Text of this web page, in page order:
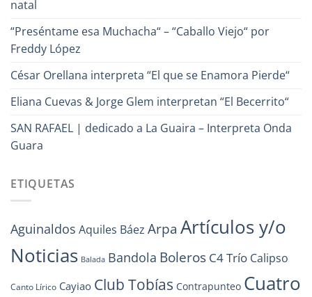
natal
“Preséntame esa Muchacha“ – “Caballo Viejo“ por
Freddy López
César Orellana interpreta “El que se Enamora Pierde“
Eliana Cuevas & Jorge Glem interpretan “El Becerrito“
SAN RAFAEL | dedicado a La Guaira – Interpreta Onda
Guara
ETIQUETAS
Aguinaldos Aquiles Báez Arpa Artículos y/o
Noticias Balada Bandola Boleros C4 Trío Calipso
Canto Lírico Cayiao Club Tobías Contrapunteo Cuatro